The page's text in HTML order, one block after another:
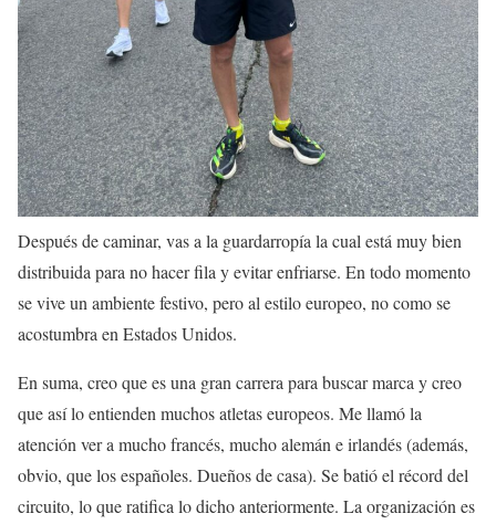
Después de caminar, vas a la guardarropía la cual está muy bien
distribuida para no hacer fila y evitar enfriarse. En todo momento
se vive un ambiente festivo, pero al estilo europeo, no como se
acostumbra en Estados Unidos.
En suma, creo que es una gran carrera para buscar marca y creo
que así lo entienden muchos atletas europeos. Me llamó la
atención ver a mucho francés, mucho alemán e irlandés (además,
obvio, que los españoles. Dueños de casa). Se batió el récord del
circuito, lo que ratifica lo dicho anteriormente. La organización es